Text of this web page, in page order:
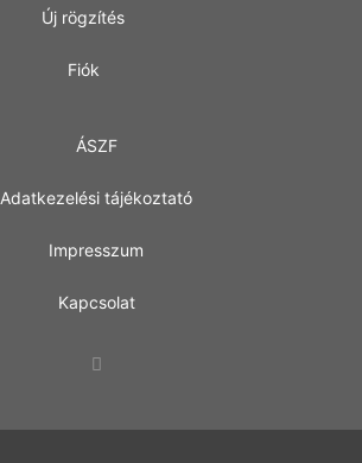
Új rögzítés
Fiók
ÁSZF
Adatkezelési tájékoztató
Impresszum
Kapcsolat